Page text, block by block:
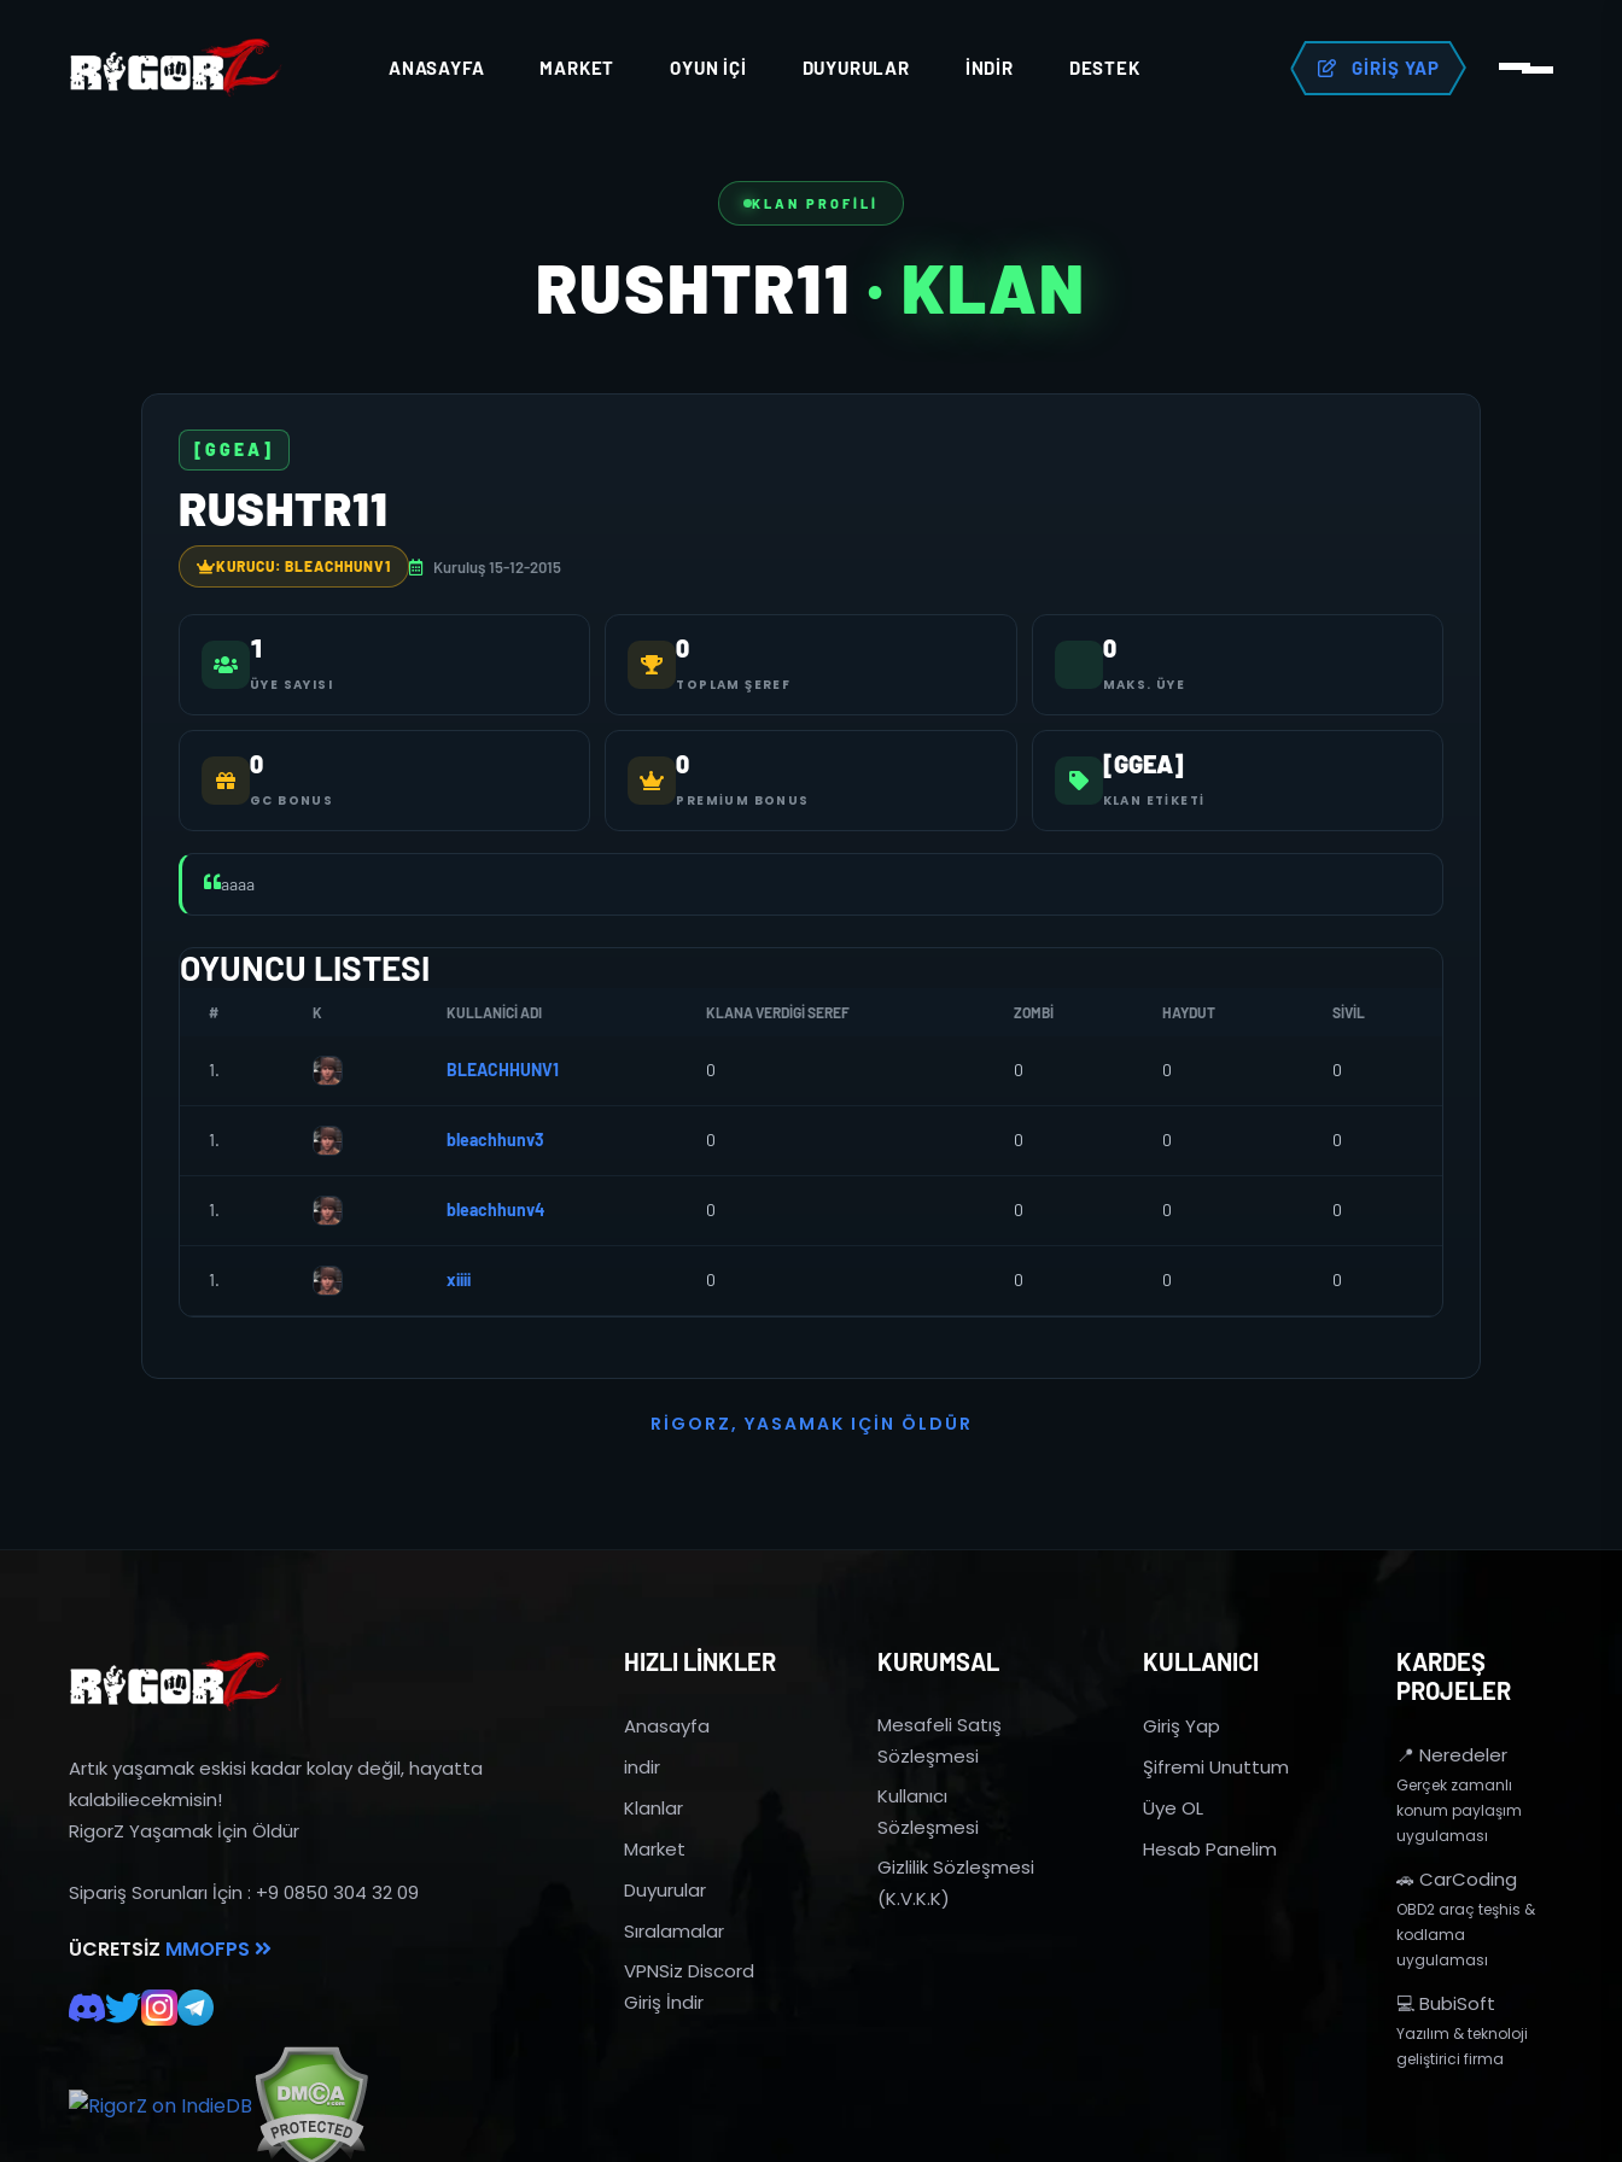
ANASAYFA MARKET OYUN İÇI DUYURULAR İNDIR DESTEK GIRIŞ YAP
KLAN PROFILI
RUSHTR11 · KLAN
[GGEA]
RUSHTR11
KURUCU: BLEACHHUNV1 Kuruluş 15-12-2015
1
ÜYE SAYISI
0
TOPLAM ŞEREF
0
MAKS. ÜYE
0
GC BONUS
0
PREMIUM BONUS
[GGEA]
KLAN ETIKETI
aaaa
OYUNCU LISTESI
# K KULLANICI ADI KLANA VERDIGI SEREF ZOMBI HAYDUT SIVIL
1. BLEACHHUNV1 0 0 0 0
1. bleachhunv3 0 0 0 0
1. bleachhunv4 0 0 0 0
1. xiiii 0 0 0 0
R I G O R Z, YASAMAK I ÇI N Ö L D Ü R
Artık yaşamak eskisi kadar kolay değil, hayatta
kalabiliecekmisin!
RigorZ Yaşamak İçin Öldür
Sipariş Sorunları İçin : +9 0850 304 32 09
ÜCRETSIZ MMOFPS
HIZLI LİNKLER
Anasayfa
indir
Klanlar
Market
Duyurular
Sıralamalar
VPNSiz Discord
Giriş İndir
KURUMSAL
Mesafeli Satış
Sözleşmesi
Kullanıcı
Sözleşmesi
Gizlilik Sözleşmesi
(K.V.K.K)
KULLANICI
Giriş Yap
Şifremi Unuttum
Üye OL
Hesab Panelim
KARDEŞ
PROJELER
📍 Neredeler
Gerçek zamanlı
konum paylaşım
uygulaması
🚗 CarCoding
OBD2 araç teşhis &
kodlama
uygulaması
💻 BubiSoft
Yazılım & teknoloji
geliştirici firma